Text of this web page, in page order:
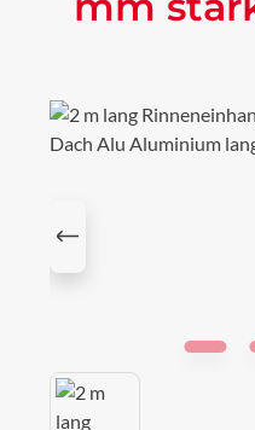
Bildergalerie